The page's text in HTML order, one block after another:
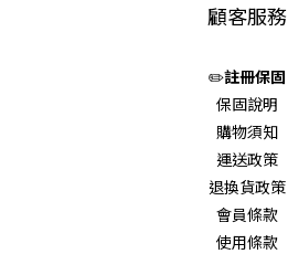
顧客服務
✏️註冊保固
保固說明
購物須知
運送政策
退換貨政策
會員條款
使用條款